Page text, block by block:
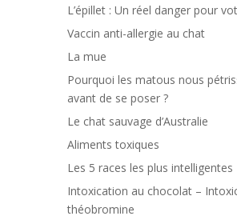
L’épillet : Un réel danger pour
Vaccin anti-allergie au chat
La mue
Pourquoi les matous nous
avant de se poser ?
Le chat sauvage d’Australie
Aliments toxiques
Les 5 races les plus intelligentes
Intoxication au chocolat –
théobromine